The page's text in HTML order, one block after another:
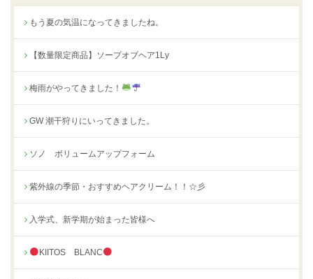
もう夏の気温になってきましたね。
【数量限定商品】ソープオブヘア1Ly
梅雨がやってきました！
GW 潮干狩りにいってきました。
ソノ ボリュームアップフォーム
紫外線の季節・おすすめヘアクリーム！！☆彡
入学式、新学期が始まった皆様へ
KIITOS BLANC